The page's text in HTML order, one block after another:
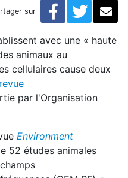
cellulaires causent le
sur Facebook
avec une « haute
animaux au
cellulaires cause deux
revue
par l'Organisation
Environment
52 études animales